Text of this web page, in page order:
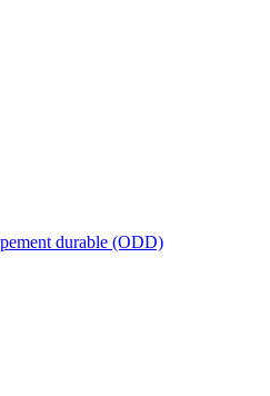
durable (ODD)